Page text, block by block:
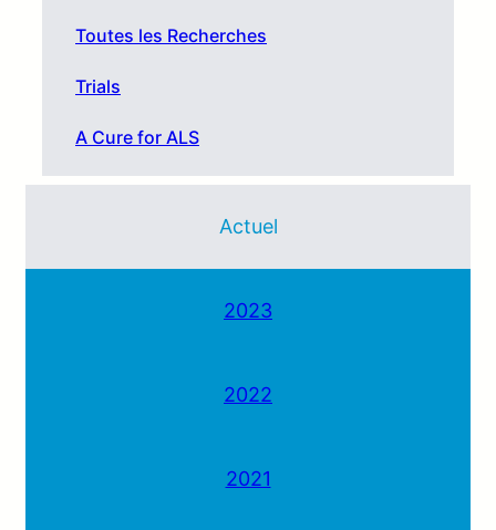
Toutes les Recherches
Trials
A Cure for ALS
Actuel
2023
2022
2021